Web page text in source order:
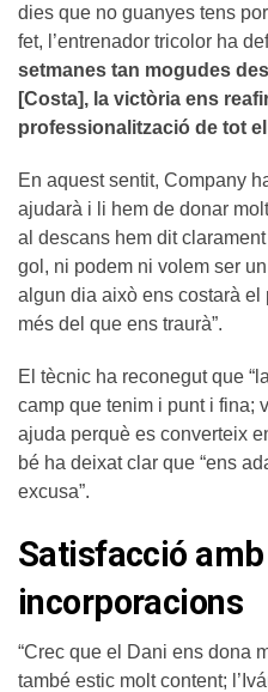
dies que no guanyes tens
fet, l’entrenador tricolor ha
setmanes tan mogudes
[Costa], la victòria ens
professionalització de tot
En aquest sentit, Company
ajudarà i li hem de donar
al descans hem dit
gol, ni podem ni volem ser
algun dia això ens costarà el
més del que ens traurà”.
El tècnic ha reconegut que
camp que tenim i punt i fina;
ajuda perquè es converteix
bé ha deixat clar que “ens
excusa”.
Satisfacció
incorporacions
“Crec que el Dani ens dona
també estic molt content;